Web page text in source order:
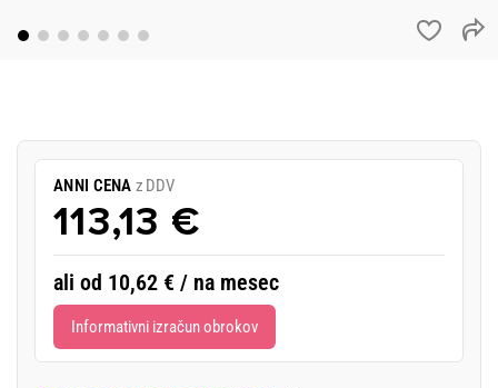
ANNI CENA z DDV
113,13 €
ali od 10,62 € / na mesec
Informativni izračun obrokov